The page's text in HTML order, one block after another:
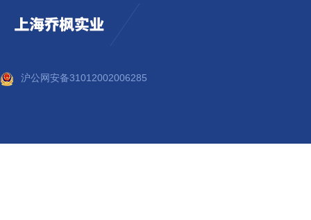
沪公网安备31012002006285